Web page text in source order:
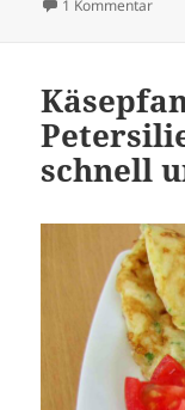
1 Kommentar
schnell